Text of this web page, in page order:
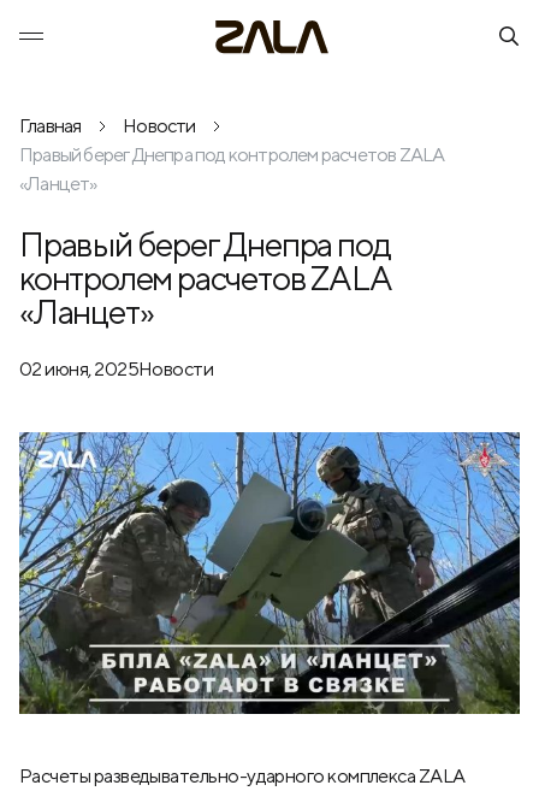
Главная
Новости
Правый берег Днепра под контролем расчетов ZALA
«Ланцет»
Правый берег Днепра под
контролем расчетов ZALA
«Ланцет»
02 июня, 2025Новости
Расчеты разведывательно-ударного комплекса ZALA